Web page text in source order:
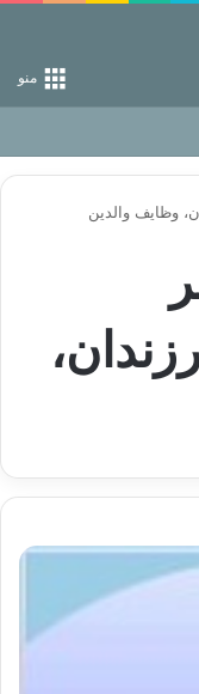
منو
راه خداست‌!
وظایف والدین